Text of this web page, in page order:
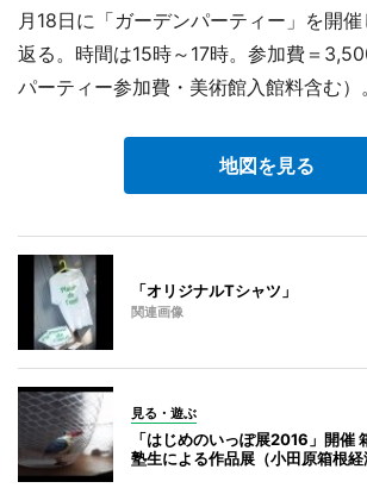
月18日に「ガーデンパーティー」を開催
返る。時間は15時～17時。参加費＝
パーティー参加費・美術館入館料含む）。
地図を見る
「オリジナルTシャツ」
関連画像
見る・遊ぶ
「はじめのいっぽ展2016」開催
塾生による作品展（小田原箱根経